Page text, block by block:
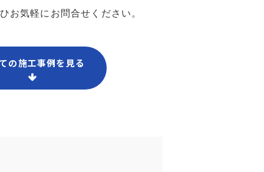
お気軽にお問合せください。
の施工事例を見る